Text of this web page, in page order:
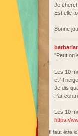
Je
Est elle
Bonne
"Peut on
Les 10
et 'Il
Je dis
Par
Les 10
https://
Il faut être